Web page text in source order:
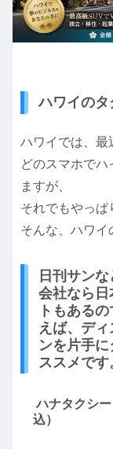
ハワイのタ
ハワイでは、最
どのスマホで
ますが、
それでもやっぱ
そんな、ハワイ
日刊サン
会社なら
トもある
えば、デ
ンを片手
ススメです
ハナタクシ
込）